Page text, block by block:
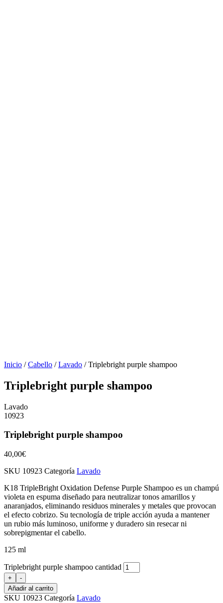
Inicio /Cabello /Lavado / Triplebright purple shampoo
Triplebright purple shampoo
Lavado
10923
Triplebright purple shampoo
40,00€
SKU 10923 Categoría Lavado
K18 TripleBright Oxidation Defense Purple Shampoo es un champú
violeta en espuma diseñado para neutralizar tonos amarillos y
anaranjados, eliminando residuos minerales y metales que provocan
el efecto cobrizo. Su tecnología de triple acción ayuda a mantener
un rubio más luminoso, uniforme y duradero sin resecar ni
sobrepigmentar el cabello.
125 ml
Triplebright purple shampoo cantidad
+
-
Añadir al carrito
SKU 10923 Categoría Lavado